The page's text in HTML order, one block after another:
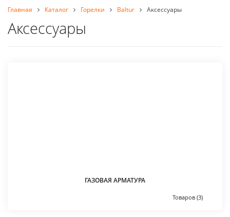
Главная Каталог Горелки Baltur Аксессуары
Аксессуары
ГАЗОВАЯ АРМАТУРА
Товаров (3)